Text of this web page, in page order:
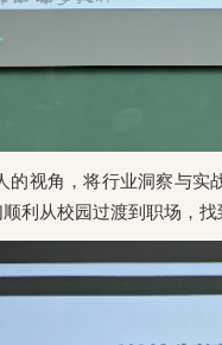
的视角，将行业洞察与实
利从校园过渡到职场，找